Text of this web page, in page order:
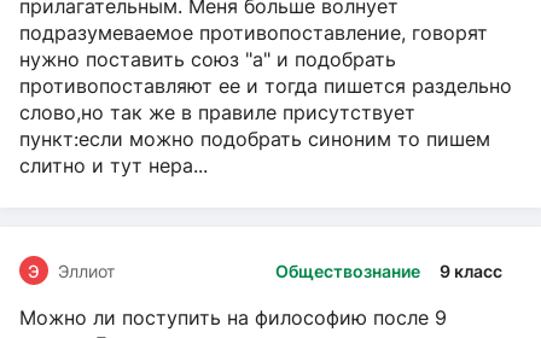
прилагательным. Меня больше волнует
подразумеваемое противопоставление, говорят
нужно поставить союз "а" и подобрать
противопоставляют ее и тогда пишется раздельно
слово,но так же в правиле присутствует
пункт:если можно подобрать синоним то пишем
слитно и тут нера...
Обществознание 9 класс
Э Эллиот
Можно ли поступить на философию после 9